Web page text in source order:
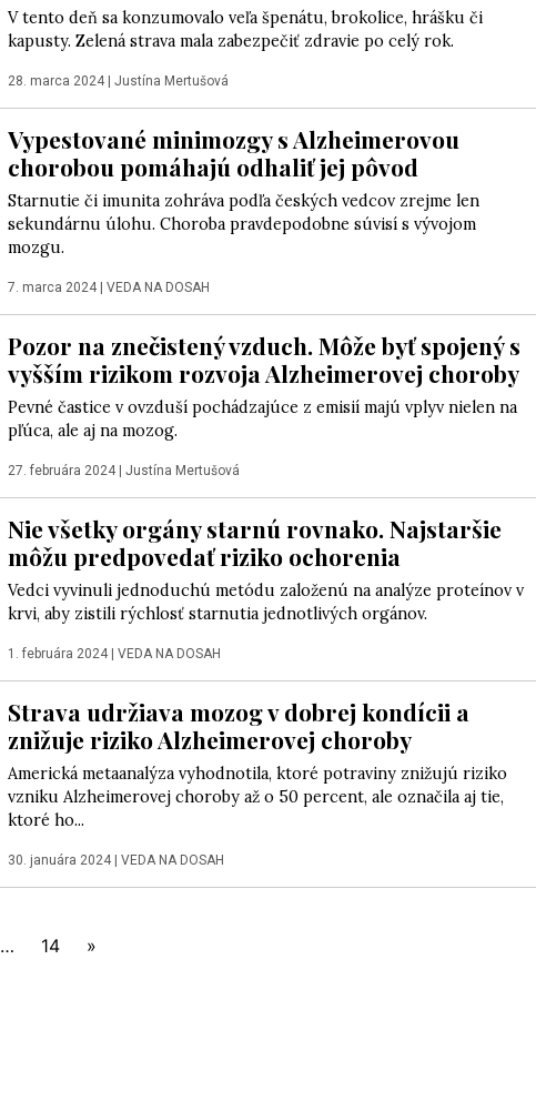
V tento deň sa konzumovalo veľa špenátu, brokolice, hrášku či
kapusty. Zelená strava mala zabezpečiť zdravie po celý rok.
28. marca 2024 Justína Mertušová
Vypestované minimozgy s Alzheimerovou
chorobou pomáhajú odhaliť jej pôvod
Starnutie či imunita zohráva podľa českých vedcov zrejme len
sekundárnu úlohu. Choroba pravdepodobne súvisí s vývojom
mozgu.
7. marca 2024 VEDA NA DOSAH
Pozor na znečistený vzduch. Môže byť spojený s
vyšším rizikom rozvoja Alzheimerovej choroby
Pevné častice v ovzduší pochádzajúce z emisií majú vplyv nielen na
pľúca, ale aj na mozog.
27. februára 2024 Justína Mertušová
Nie všetky orgány starnú rovnako. Najstaršie
môžu predpovedať riziko ochorenia
Vedci vyvinuli jednoduchú metódu založenú na analýze proteínov v
krvi, aby zistili rýchlosť starnutia jednotlivých orgánov.
1. februára 2024 VEDA NA DOSAH
Strava udržiava mozog v dobrej kondícii a
znižuje riziko Alzheimerovej choroby
Americká metaanalýza vyhodnotila, ktoré potraviny znižujú riziko
vzniku Alzheimerovej choroby až o 50 percent, ale označila aj tie,
ktoré ho...
30. januára 2024 VEDA NA DOSAH
… 14 »